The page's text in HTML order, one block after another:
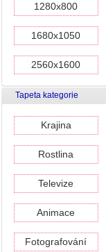
1280x800
1680x1050
2560x1600
Tapeta kategorie
Krajina
Rostlina
Televize
Animace
Fotografování